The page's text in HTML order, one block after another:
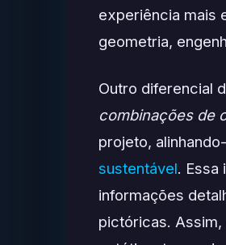
experiência mais
geometria,
Outro diferencial
combinações de
projeto,
sustentável. Essa
informações
pictóricas. Assim,